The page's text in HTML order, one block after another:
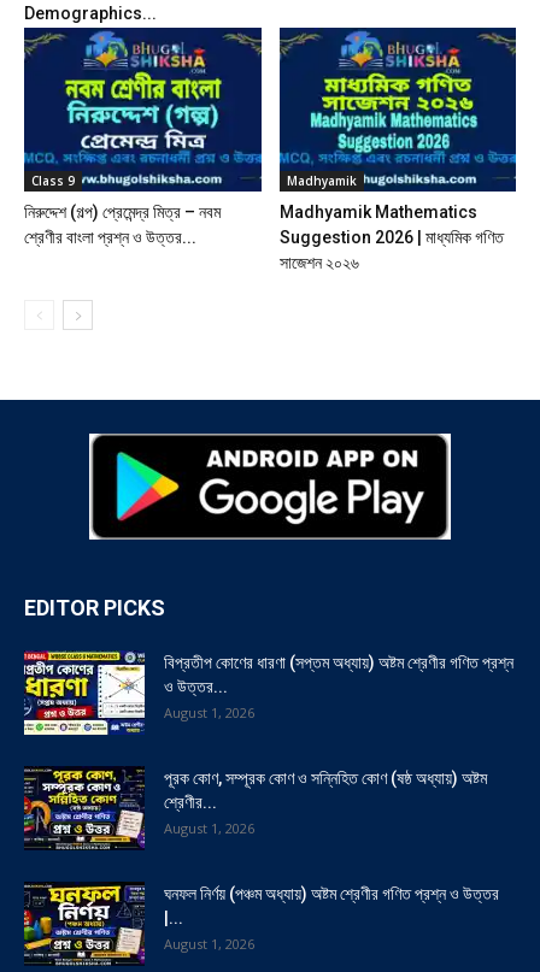
Demographics...
Class 9
নিরুদ্দেশ (গল্প) প্রেমেন্দ্র মিত্র – নবম
শ্রেণীর বাংলা প্রশ্ন ও উত্তর...
Madhyamik
Madhyamik Mathematics
Suggestion 2026 | মাধ্যমিক গণিত
সাজেশন ২০২৬
EDITOR PICKS
বিপ্রতীপ কোণের ধারণা (সপ্তম অধ্যায়) অষ্টম শ্রেণীর গণিত প্রশ্ন
ও উত্তর...
August 1, 2026
পূরক কোণ, সম্পূরক কোণ ও সন্নিহিত কোণ (ষষ্ঠ অধ্যায়) অষ্টম
শ্রেণীর...
August 1, 2026
ঘনফল নির্ণয় (পঞ্চম অধ্যায়) অষ্টম শ্রেণীর গণিত প্রশ্ন ও উত্তর
|...
August 1, 2026